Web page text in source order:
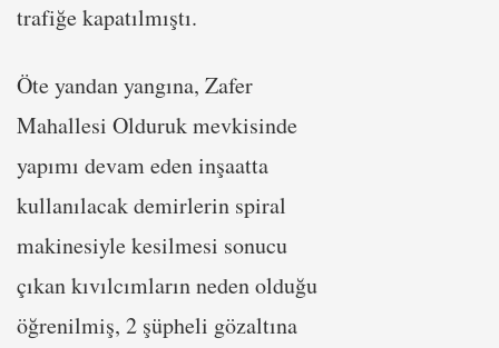
trafiğe kapatılmıştı.
Öte yandan yangına, Zafer
Mahallesi Olduruk mevkisinde
yapımı devam eden inşaatta
kullanılacak demirlerin spiral
makinesiyle kesilmesi sonucu
çıkan kıvılcımların neden olduğu
öğrenilmiş, 2 şüpheli gözaltına